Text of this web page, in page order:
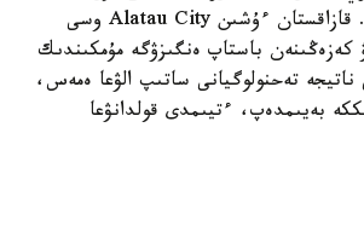
اينالعانىن كورسەتتى. قازاقستان ءۇشىن Alatau City وسى
كەزەڭىنەن باستاپ ەنگىزۋگە مۇمكىندىك
ناتيجە تەحنولوگيانى ساتىپ الۋعا ەمەس،
بەيىمدەپ، ءتيىمدى قولدانۋعا